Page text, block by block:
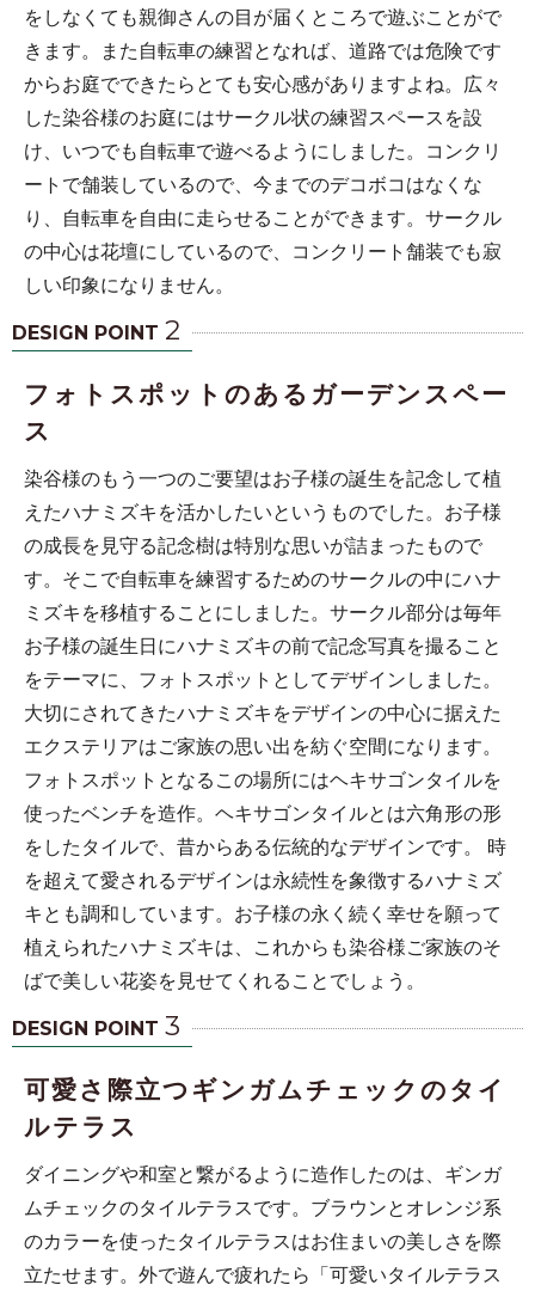
をしなくても親御さんの目が届くところで遊ぶことがで
きます。また自転車の練習となれば、道路では危険です
からお庭でできたらとても安心感がありますよね。広々
した染谷様のお庭にはサークル状の練習スペースを設
け、いつでも自転車で遊べるようにしました。コンクリ
ートで舗装しているので、今までのデコボコはなくな
り、自転車を自由に走らせることができます。サークル
の中心は花壇にしているので、コンクリート舗装でも寂
しい印象になりません。
DESIGN POINT 2
フォトスポットのあるガーデンスペー
ス
染谷様のもう一つのご要望はお子様の誕生を記念して植
えたハナミズキを活かしたいというものでした。お子様
の成長を見守る記念樹は特別な思いが詰まったもので
す。そこで自転車を練習するためのサークルの中にハナ
ミズキを移植することにしました。サークル部分は毎年
お子様の誕生日にハナミズキの前で記念写真を撮ること
をテーマに、フォトスポットとしてデザインしました。
大切にされてきたハナミズキをデザインの中心に据えた
エクステリアはご家族の思い出を紡ぐ空間になります。
フォトスポットとなるこの場所にはヘキサゴンタイルを
使ったベンチを造作。ヘキサゴンタイルとは六角形の形
をしたタイルで、昔からある伝統的なデザインです。 時
を超えて愛されるデザインは永続性を象徴するハナミズ
キとも調和しています。お子様の永く続く幸せを願って
植えられたハナミズキは、これからも染谷様ご家族のそ
ばで美しい花姿を見せてくれることでしょう。
DESIGN POINT 3
可愛さ際立つギンガムチェックのタイ
ルテラス
ダイニングや和室と繋がるように造作したのは、ギンガ
ムチェックのタイルテラスです。ブラウンとオレンジ系
のカラーを使ったタイルテラスはお住まいの美しさを際
立たせます。外で遊んで疲れたら「可愛いタイルテラス